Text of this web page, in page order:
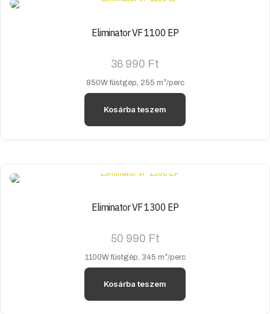
Eliminator VF 1100 EP
36 990 Ft
850W füstgép, 255 m³/perc
Kosárba teszem
Eliminator VF 1300 EP
50 990 Ft
1100W füstgép, 345 m³/perc
Kosárba teszem